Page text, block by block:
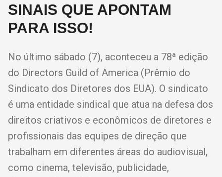
SINAIS QUE APONTAM
PARA ISSO!
No último sábado (7), aconteceu a 78ª edição
do Directors Guild of America (Prêmio do
Sindicato dos Diretores dos EUA). O sindicato
é uma entidade sindical que atua na defesa dos
direitos criativos e econômicos de diretores e
profissionais das equipes de direção que
trabalham em diferentes áreas do audiovisual,
como cinema, televisão, publicidade,